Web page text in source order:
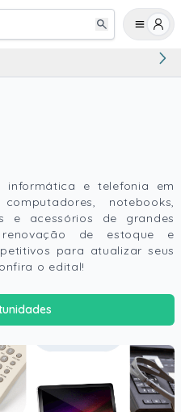
informática e telefonia em
notebooks,
e acessórios de grandes
de estoque e
para atualizar seus
o edital!